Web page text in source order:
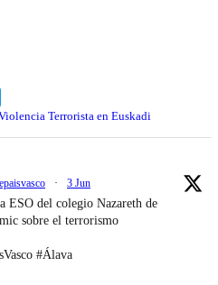
Terrorista en Euskadi
· 3 Jun
ESO del colegio Nazareth de
sobre el terrorismo
#Álava